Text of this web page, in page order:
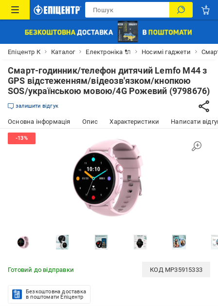
Епіцентр К Каталог Електроніка 🔌 Носимі гаджети
Смарт-годинник/телефон дитячий Lemfo M44 з
GPS відстеженням/відеозв'язком/кнопкою
SOS/українською мовою/4G Рожевий (9798676)
залишити відгук
Основна інформація Опис Характеристики Написати
Готовий до відправки КОД MP35915333
Безкоштовна доставка
в поштомати Епіцентр